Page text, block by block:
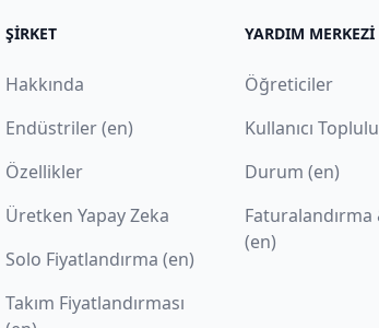
ŞIRKET
Hakkında
Endüstriler (en)
Özellikler
Üretken Yapay Zeka
Solo Fiyatlandırma (en)
Takım Fiyatlandırması
YARDIM MERKEZI
Öğreticiler
Kullanıcı
Durum (en)
Faturalandırma
(en)